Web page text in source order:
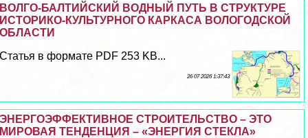
ВОЛГО-БАЛТИЙСКИЙ ВОДНЫЙ ПУТЬ В СТРУКТУРЕ
ИСТОРИКО-КУЛЬТУРНОГО КАРКАСА ВОЛОГОДСКОЙ
ОБЛАСТИ
Статья в формате PDF 253 KB...
26 07 2026 1:37:43
ЭНЕРГОЭФФЕКТИВНОЕ СТРОИТЕЛЬСТВО – ЭТО
МИРОВАЯ ТЕНДЕНЦИЯ – «ЭНЕРГИЯ СТЕКЛА»